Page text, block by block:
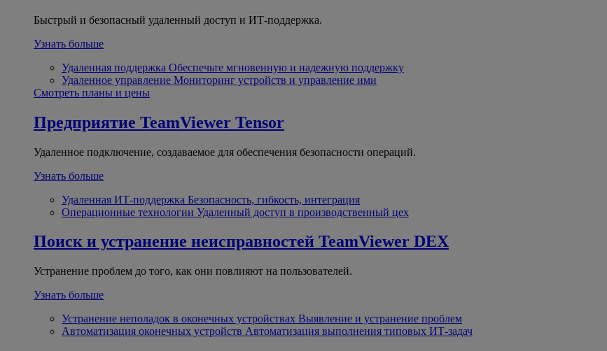
Быстрый и безопасный удаленный доступ и ИТ-поддержка.
Узнать больше
Удаленная поддержка Обеспечьте мгновенную и надежную поддержку
Удаленное управление Мониторинг устройств и управление ими
Смотреть планы и цены
Предприятие TeamViewer Tensor
Удаленное подключение, создаваемое для обеспечения безопасности операций.
Узнать больше
Удаленная ИТ-поддержка Безопасность, гибкость, интеграция
Операционные технологии Удаленный доступ в производственный цех
Поиск и устранение неисправностей TeamViewer DEX
Устранение проблем до того, как они повлияют на пользователей.
Узнать больше
Устранение неполадок в оконечных устройствах Выявление и устранение проблем
Автоматизация оконечных устройств Автоматизация выполнения типовых ИТ-задач